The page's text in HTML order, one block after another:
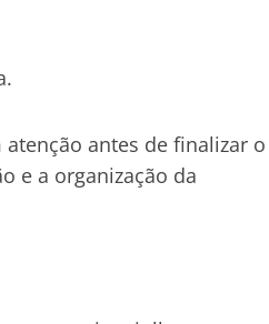
antes de finalizar o
e a organização da